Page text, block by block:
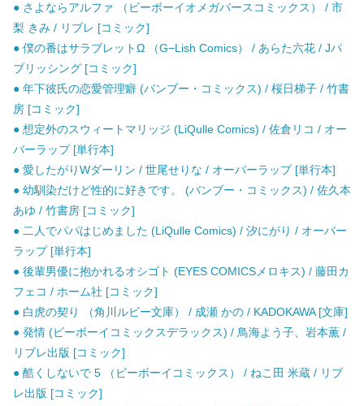
● さよならアルファ （ビーボーイオメガバースコミックス） / 市
梨 きみ / リブレ [コミック]
● 僕の番はサラブレットΩ （G−Lish Comics） / あらた六花 / Jパ
ブリッシング [コミック]
● 年下彼氏の恋愛管理癖 (バンブー・コミックス) / 桜日梯子 / 竹書
房 [コミック]
● 想定外のスウィートマリッジ (LiQulle Comics) / 佐倉リコ / オー
バーラップ [単行本]
● 愛したがりWダーリン / 世尾せりな / オーバーラップ [単行本]
● 幼馴染だけど性的に好きです。 (バンブー・コミックス) / 佐久本
あゆ / 竹書房 [コミック]
● 二人でパパはじめました (LiQulle Comics) / 汐にがり / オーバー
ラップ [単行本]
● 後輩男優に抱かれるオシゴト (EYES COMICSメロキス) / 藤田カ
フェコ / ホーム社 [コミック]
● 白虎の契り （角川ルビー文庫） / 成瀬 かの / KADOKAWA [文庫]
● 発情 (ビーボーイコミックスデラックス) / 鳥海よう子、岩本薫 /
リブレ出版 [コミック]
● 酷くしないで 5 （ビーボーイコミックス） / ねこ田 米蔵 / リブ
レ出版 [コミック]